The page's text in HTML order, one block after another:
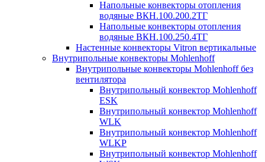
Напольные конвекторы отопления
водяные ВКН.100.200.2ТГ
Напольные конвекторы отопления
водяные ВКН.100.250.4ТГ
Настенные конвекторы Vitron вертикальные
Внутрипольные конвекторы Mohlenhoff
Внутрипольные конвекторы Mohlenhoff без
вентилятора
Внутрипольный конвектор Mohlenhoff
ESK
Внутрипольный конвектор Mohlenhoff
WLK
Внутрипольный конвектор Mohlenhoff
WLKP
Внутрипольный конвектор Mohlenhoff